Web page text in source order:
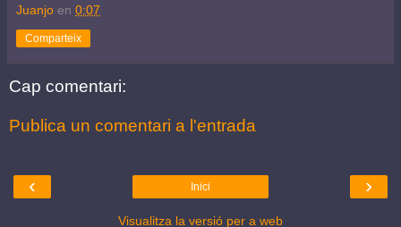
Juanjo en 0:07
Comparteix
Cap comentari:
Publica un comentari a l'entrada
‹ ›
Inici
Visualitza la versió per a web